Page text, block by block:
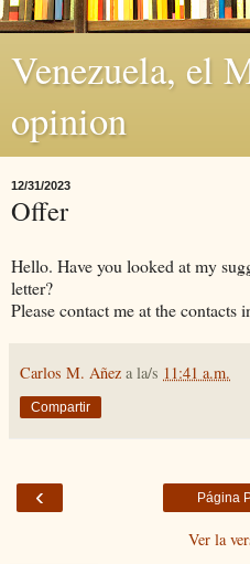
Venezuela, el
opinion
12/31/2023
Offer
Hello. Have you looked at my
letter?
Please contact me at the contacts
Carlos M. Añez a la/s 11:41 a.m.
Compartir
‹ Página
Ver la